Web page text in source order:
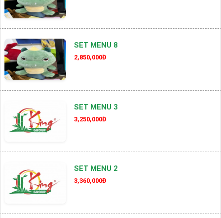
SET MENU 8
2,850,000Đ
SET MENU 3
3,250,000Đ
SET MENU 2
3,360,000Đ